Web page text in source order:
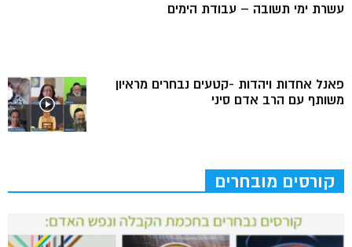
עשרת ימי תשובה – עבודת הימים
פאנל אחדות ויהדות -קטעים נבחרים מראיון
משותף עם הרב אדם סיני
קורסים מובחרים